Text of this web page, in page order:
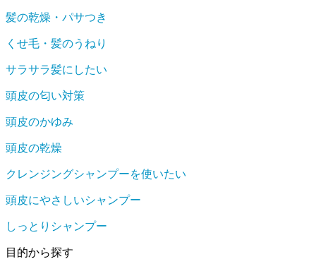
髪の乾燥・パサつき
くせ毛・髪のうねり
サラサラ髪にしたい
頭皮の匂い対策
頭皮のかゆみ
頭皮の乾燥
クレンジングシャンプーを使いたい
頭皮にやさしいシャンプー
しっとりシャンプー
目的から探す